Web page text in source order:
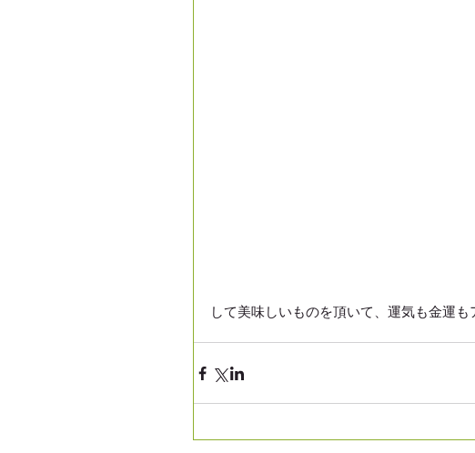
して美味しいものを頂いて、運気も金運